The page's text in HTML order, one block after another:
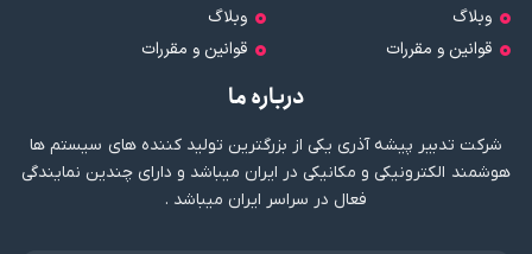
وبلاگ
قوانین و مقررات
وبلاگ
قوانین و مقررات
درباره ما
شرکت تدبیر پیشه آذری یکی از بزرگترین تولید کننده های سیستم ها
هوشمند الکترونیکی و مکانیکی در ایران میباشد و دارای چندین نمایندگی
فعال در سراسر ایران میباشد .